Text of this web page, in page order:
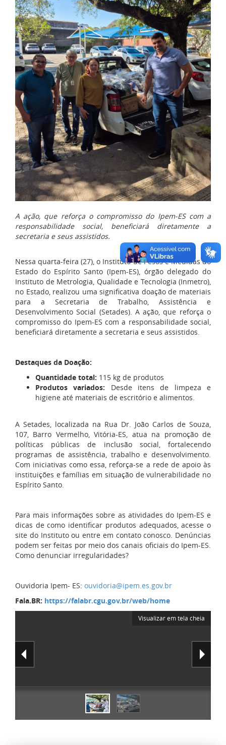
A ação, que reforça o compromisso do Ipem-ES com a
responsabilidade social, beneficiará diretamente a
secretaria e seus assistidos.
Nessaquarta-feira (27), o Instituto de Pesos e Medidas do
Estado do Espírito Santo (Ipem-ES), órgão delegado do
Instituto de Metrologia, Qualidade e Tecnologia (Inmetro),
no Estado, realizou uma significativa doação de materiais
para a Secretaria de Trabalho, Assistência e
Desenvolvimento Social (Setades). A ação, que reforça o
compromisso do Ipem-ES com a responsabilidade social,
beneficiará diretamente a secretaria e seus assistidos.
Destaques da Doação:
Quantidade total: 115 kg de produtos
Produtos variados:
Desde itens de limpeza e
higiene até materiais de escritório e alimentos.
A Setades, localizada na Rua Dr. João Carlos de Souza,
107, Barro Vermelho, Vitória-ES, atua na promoção de
políticas públicas de inclusão social, fortalecendo
programas de assistência, trabalho e desenvolvimento.
Com iniciativas como essa, reforça-se a rede de apoio às
instituições e famílias em situação de vulnerabilidade no
Espírito Santo.
Para mais informações sobre as atividades do Ipem-ES e
dicas de como identificar produtos adequados, acesse o
site do Instituto ou entre em contato conosco. Denúncias
podem ser feitas por meio dos canais oficiais do Ipem-ES.
Como denunciar irregularidades?
Ouvidoria Ipem- ES: ouvidoria@ipem.es.gov.br
Fala.BR: https://falabr.cgu.gov.br/web/home
Visualizar em tela cheia